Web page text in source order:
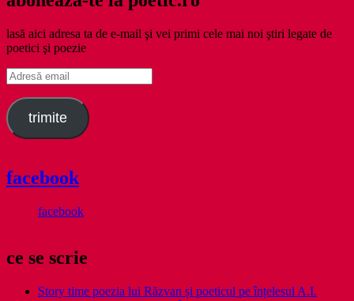
lasă aici adresa ta de e-mail şi vei primi cele mai noi ştiri legate de
poetici şi poezie
Adresă
email
trimite
facebook
facebook
ce se scrie
Story time poezia lui Răzvan și poeticul pe înțelesul A.I.